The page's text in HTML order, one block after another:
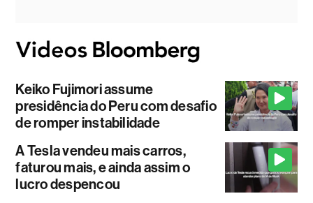
Keiko Fujimori assume
presidência do Peru com desafio
de romper instabilidade
A Tesla vendeu mais carros,
faturou mais, e ainda assim o
lucro despencou